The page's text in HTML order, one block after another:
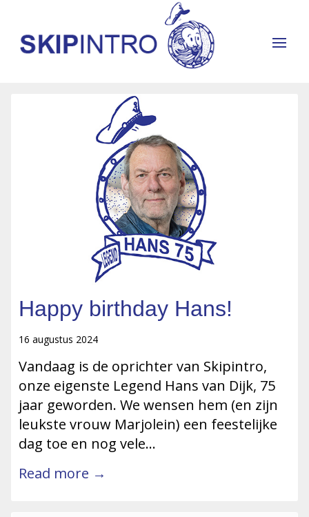
Happy birthday Hans!
16 augustus 2024
Vandaag is de oprichter van Skipintro,
onze eigenste Legend Hans van Dijk, 75
jaar geworden. We wensen hem (en zijn
leukste vrouw Marjolein) een feestelijke
dag toe en nog vele…
Read more →